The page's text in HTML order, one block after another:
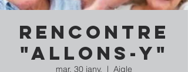
Rencontre
"Allons-y"
mar. 30 janv.
  |
Aigle